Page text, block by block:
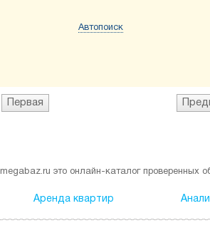
Автопоиск
Первая
megabaz.ru это онлайн-каталог проверенных
Аренда квартир